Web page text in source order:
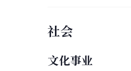
社会
文化事业